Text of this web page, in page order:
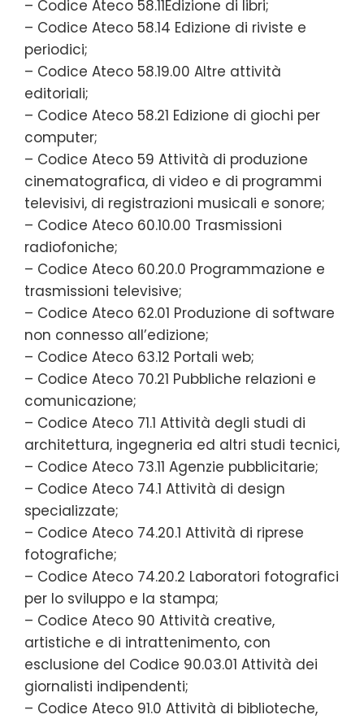
– Codice Ateco 58.11Edizione di libri;
– Codice Ateco 58.14 Edizione di riviste e
periodici;
– Codice Ateco 58.19.00 Altre attività
editoriali;
– Codice Ateco 58.21 Edizione di giochi per
computer;
– Codice Ateco 59 Attività di produzione
cinematografica, di video e di programmi
televisivi, di registrazioni musicali e sonore;
– Codice Ateco 60.10.00 Trasmissioni
radiofoniche;
– Codice Ateco 60.20.0 Programmazione e
trasmissioni televisive;
– Codice Ateco 62.01 Produzione di software
non connesso all’edizione;
– Codice Ateco 63.12 Portali web;
– Codice Ateco 70.21 Pubbliche relazioni e
comunicazione;
– Codice Ateco 71.1 Attività degli studi di
architettura, ingegneria ed altri studi tecnici,
– Codice Ateco 73.11 Agenzie pubblicitarie;
– Codice Ateco 74.1 Attività di design
specializzate;
– Codice Ateco 74.20.1 Attività di riprese
fotografiche;
– Codice Ateco 74.20.2 Laboratori fotografici
per lo sviluppo e la stampa;
– Codice Ateco 90 Attività creative,
artistiche e di intrattenimento, con
esclusione del Codice 90.03.01 Attività dei
giornalisti indipendenti;
– Codice Ateco 91.0 Attività di biblioteche,